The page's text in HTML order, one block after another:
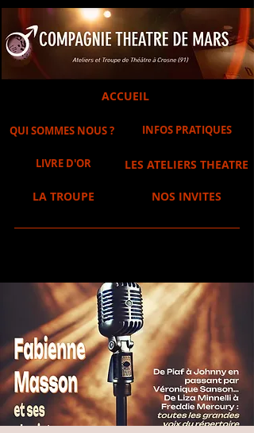
ACCUEIL
QUI SOMMES NOUS ? INFOS PRATIQUES
LIVRE D'OR LES ATELIERS THEATRE
LA TROUPE NOS INVITES